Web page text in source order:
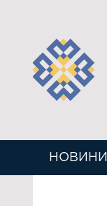
НОВИНИ